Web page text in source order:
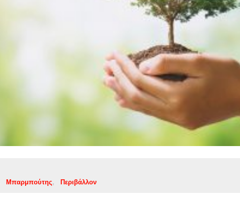
Μπαρμπούτης Περιβάλλον